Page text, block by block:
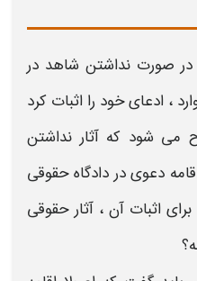
در صورت نداشتن شاهد در
، ادعای خود را اثبات کرد
می شود کهآثار نداشتن
دعوی در دادگاه حقوقی
برای اثبات آن ، آثار حقوقی